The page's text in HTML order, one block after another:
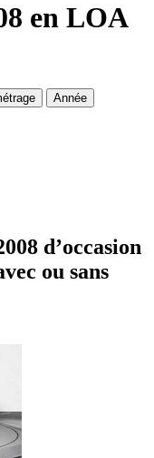
en LOA
Année
d’occasion
ou sans